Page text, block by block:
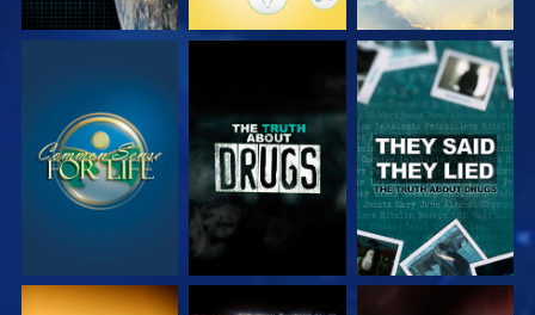
ΠΑΡΑΚΟΛΟΥΘΗΣΤΕ ΠΑΡΑΚΟΛΟΥΘΗΣΤΕ ΠΑΡΑΚΟΛΟΥΘΗΣΤΕ